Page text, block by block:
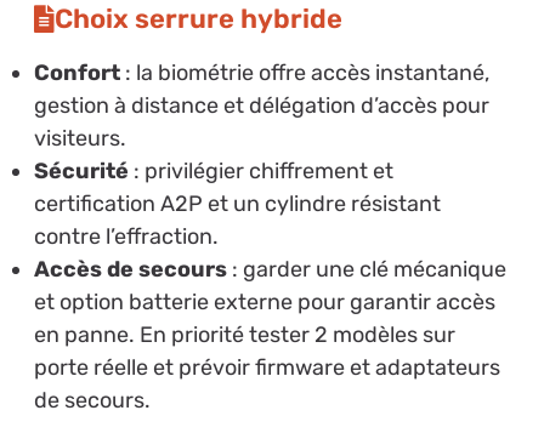
Choix serrure hybride
Confort: la biométrie offre accès instantané,
gestion à distance et délégation d’accès pour
visiteurs.
Sécurité : privilégier chiffrement et
certification A2P et un cylindre résistant
contre l’effraction.
Accès de secours: garder une clé mécanique
et option batterie externe pour garantir accès
en panne. En priorité tester 2 modèles sur
porte réelle et prévoir firmware et adaptateurs
de secours.